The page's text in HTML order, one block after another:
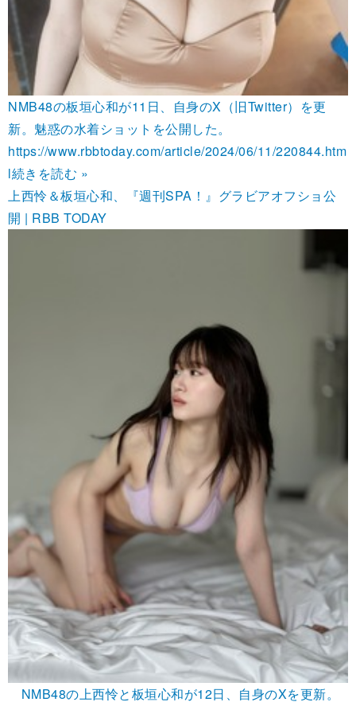
NMB48の板垣心和が11日、自身のX（旧Twitter）を更
新。魅惑の水着ショットを公開した。
https://www.rbbtoday.com/article/2024/06/11/220844.htm
l続きを読む »
上西怜＆板垣心和、『週刊SPA！』グラビアオフショ公
開 | RBB TODAY
NMB48の上西怜と板垣心和が12日、自身のXを更新。